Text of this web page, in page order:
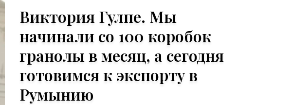
Виктория Гулпе. Мы
начинали со 100 коробок
гранолы в месяц, а сегодня
готовимся к экспорту в
Румынию